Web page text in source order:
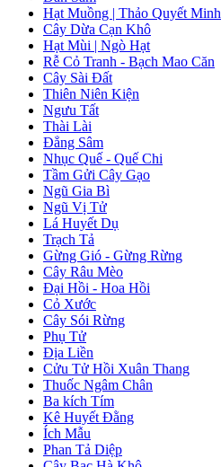
Hạt Muồng | Thảo Quyết Minh
Cây Dừa Cạn Khô
Hạt Mùi | Ngò Hạt
Rễ Cỏ Tranh - Bạch Mao Căn
Cây Sài Đất
Thiên Niên Kiện
Ngưu Tất
Thài Lài
Đẳng Sâm
Nhục Quế - Quế Chi
Tầm Gửi Cây Gạo
Ngũ Gia Bì
Ngũ Vị Tử
Lá Huyết Dụ
Trạch Tả
Gừng Gió - Gừng Rừng
Cây Râu Mèo
Đại Hồi - Hoa Hồi
Cỏ Xước
Cây Sói Rừng
Phụ Tử
Địa Liền
Cửu Tử Hồi Xuân Thang
Thuốc Ngâm Chân
Ba kích Tím
Kê Huyết Đằng
Ích Mẫu
Phan Tả Diệp